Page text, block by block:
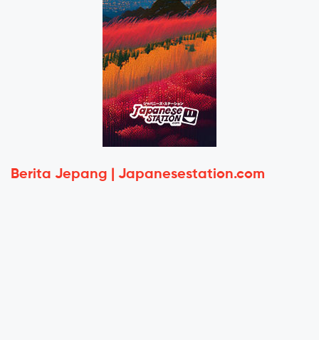
Berita Jepang | Japanesestation.com